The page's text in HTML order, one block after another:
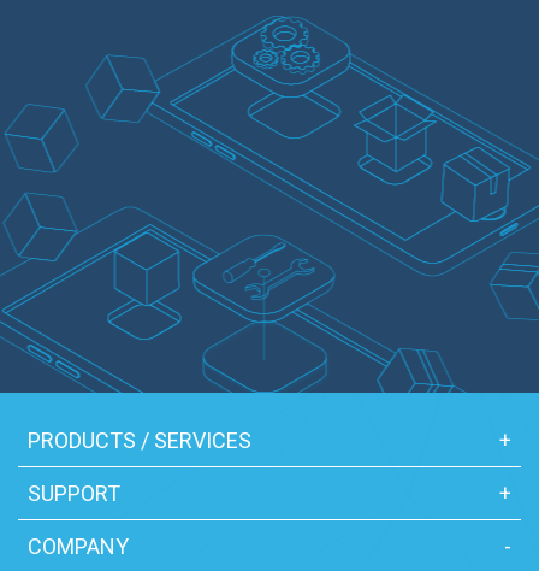
PRODUCTS / SERVICES +
SUPPORT +
COMPANY -